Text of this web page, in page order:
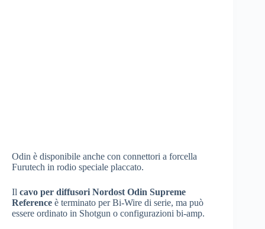
Odin è disponibile anche con connettori a forcella
Furutech in rodio speciale placcato.
Il cavo per diffusori Nordost Odin Supreme
Reference è terminato per Bi-Wire di serie, ma può
essere ordinato in Shotgun o configurazioni bi-amp.